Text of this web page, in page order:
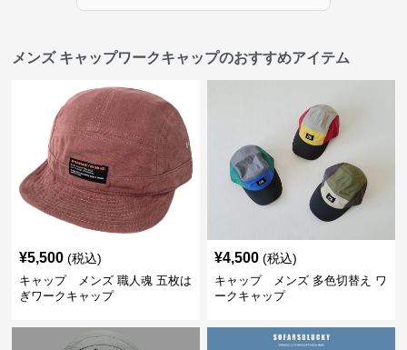
メンズ キャップワークキャップのおすすめアイテム
¥5,500 (税込)
キャップ メンズ 職人魂 五枚は
ぎワークキャップ
¥4,500 (税込)
キャップ メンズ 多色切替え ワ
ークキャップ